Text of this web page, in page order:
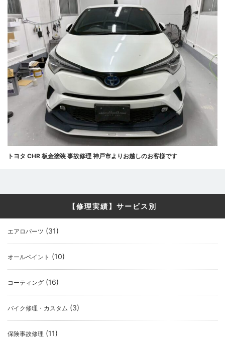
トヨタ CHR 板金塗装 事故修理 神戸市よりお越しのお客様です
【修理実績】サービス別
エアロパーツ (31)
オールペイント (10)
コーティング (16)
バイク修理・カスタム (3)
保険事故修理 (11)